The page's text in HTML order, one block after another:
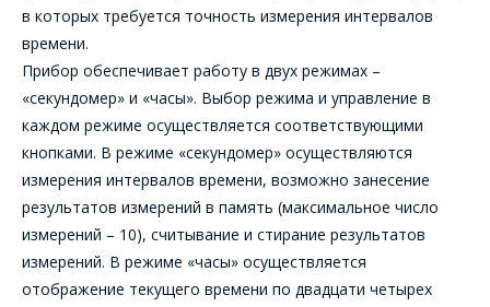
в которых требуется точность измерения интервалов
времени.
Прибор обеспечивает работу в двух режимах –
«секундомер» и «часы». Выбор режима и управление в
каждом режиме осуществляется соответствующими
кнопками. В режиме «секундомер» осуществляются
измерения интервалов времени, возможно занесение
результатов измерений в память (максимальное число
измерений – 10), считывание и стирание результатов
измерений. В режиме «часы» осуществляется
отображение текущего времени по двадцати четырех